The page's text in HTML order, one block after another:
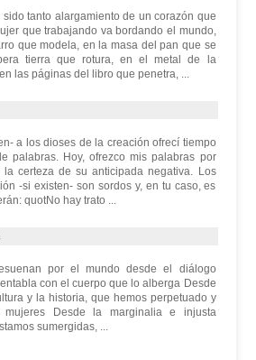
sido tanto alargamiento de un corazón que
que trabajando va bordando el mundo,
que modela, en la masa del pan que se
tierra que rotura, en el metal de la
las páginas del libro que penetra, ...
a los dioses de la creación ofrecí tiempo
palabras. Hoy, ofrezco mis palabras por
certeza de su anticipada negativa. Los
-si existen- son sordos y, en tu caso, es
quotNo hay trato ...
por el mundo desde el diálogo
con el cuerpo que lo alberga Desde
y la historia, que hemos perpetuado y
Desde la marginalia e injusta
sumergidas, ...